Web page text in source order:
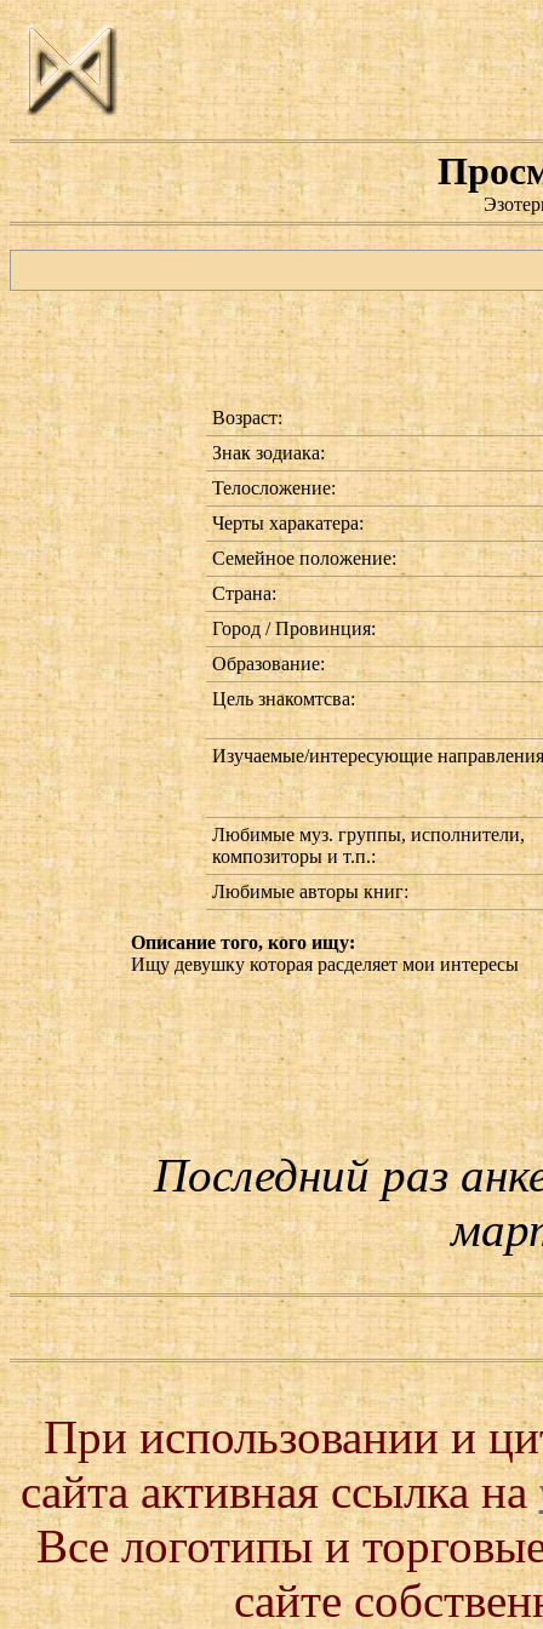
Возраст:
Знак зодиака:
Телосложение:
Черты харакатера:
Семейное положение:
Страна:
Город / Провинция:
Образование:
Цель знакомтсва:
Изучаемые/интересующие
Любимые муз. группы, исполнители,
композиторы и т.п.:
Любимые авторы книг:
Описание того, кого ищу:
Ищу девушку которая расделяет мои интересы
Последний раз
При использовании и
сайта активная ссылка на
Все логотипы и
сайте